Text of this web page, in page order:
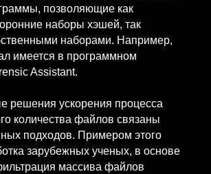
позволяющие как
наборы хэшей, так
наборами. Например,
имеется в программном
Assistant.
решения ускорения процесса
количества файлов связаны
подходов. Примером этого
зарубежных ученых, в основе
массива файлов